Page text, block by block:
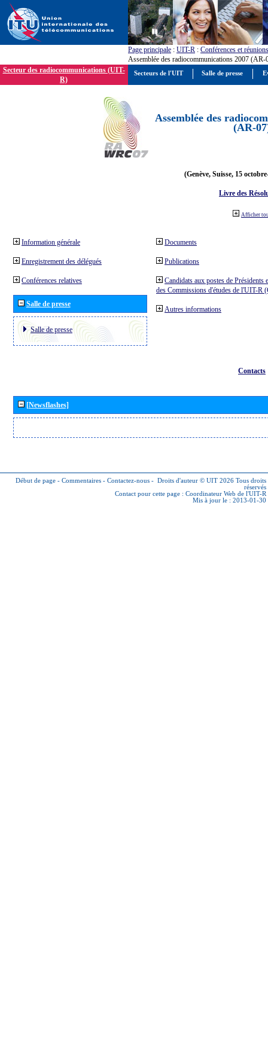
Page principale : UIT-R : Conférences et réunions
Assemblée des radiocommunications 2007 (AR-
Secteur des radiocommunications (UIT-
R)
Assemblée des
(AR-
(Genève, Suisse, 15
Livre des
Afficher
Information générale
Enregistrement des délégués
Conférences relatives
Salle de presse
Salle de presse
Documents
Publications
Candidats aux postes de Présidents
des Commissions d'études de l'UIT-R
Autres informations
Contacts
[Newsflashes]
Début de page - Commentaires - Contactez-nous - Droits d'auteur © UIT 2026 Tous droits
réservés
Contact pour cette page : Coordinateur Web de l'UIT-R
Mis à jour le : 2013-01-30
Secteurs de l'UIT Salle de presse